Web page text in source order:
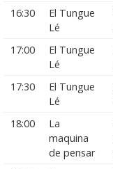
16:30
El Tungue
Lé
17:00
El Tungue
Lé
17:30
El Tungue
Lé
18:00
La
maquina
de pensar